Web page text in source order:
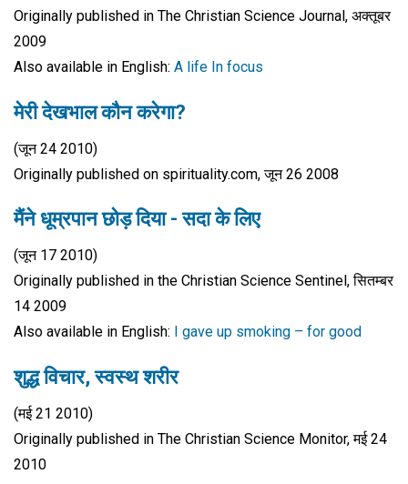
Originally published in The Christian Science Journal, अक्तूबर
2009
Also available in English: A life In focus
मेरी देखभाल कौन करेगा?
(जून 24 2010)
Originally published on spirituality.com, जून 26 2008
मैंने धूम्रपान छोड़ दिया - सदा के लिए
(जून 17 2010)
Originally published in the Christian Science Sentinel, सितम्बर
14 2009
Also available in English:
I gave up smoking – for good
शुद्ध विचार, स्वस्थ शरीर
(मई 21 2010)
Originally published in The Christian Science Monitor, मई 24
2010